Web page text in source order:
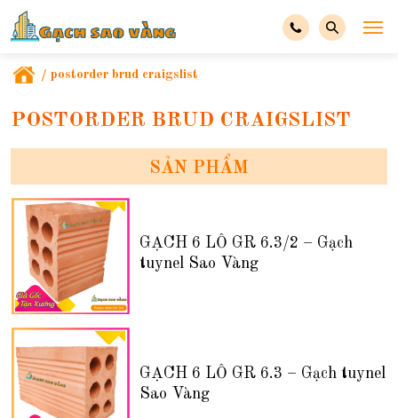
/ postorder brud craigslist
POSTORDER BRUD CRAIGSLIST
SẢN PHẨM
GẠCH 6 LỖ GR 6.3/2 – Gạch
tuynel Sao Vàng
GẠCH 6 LỖ GR 6.3 – Gạch tuynel
Sao Vàng